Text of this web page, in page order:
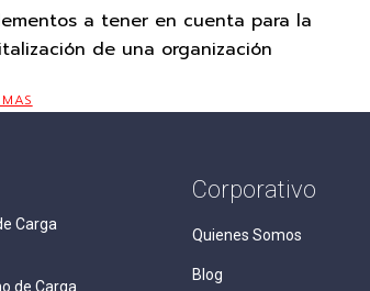
a tener en cuenta para la
de una organización
Carga
de Carga
Corporativo
Quienes Somos
Blog